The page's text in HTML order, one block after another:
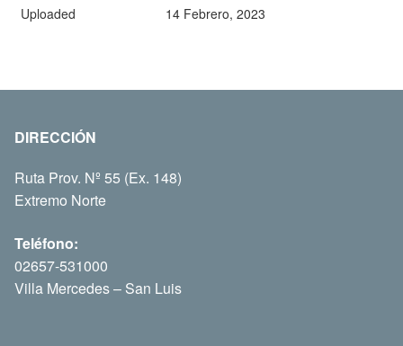
Uploaded 14 Febrero, 2023
DIRECCIÓN
Ruta Prov. Nº 55 (Ex. 148)
Extremo Norte
Teléfono:
02657-531000
Villa Mercedes – San Luis